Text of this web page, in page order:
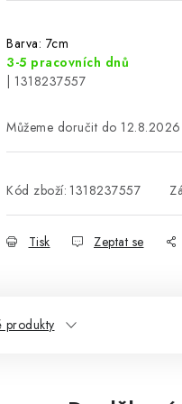
Barva: 7cm
3-5 pracovních dnů
| 1318237557
12.8.2026
Kód zboží: 1318237557
Tisk Zeptat se
produkty